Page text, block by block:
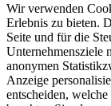
Wir verwenden
Erlebnis zu bieten.
Seite und für die
Unternehmensziele
anonymen
Anzeige
entscheiden,